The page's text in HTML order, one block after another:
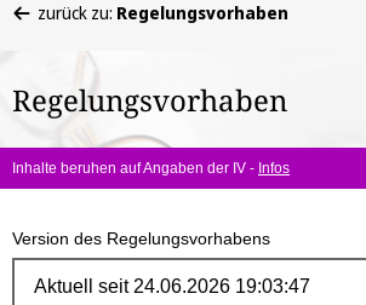
befinden
hier:
zurück zu: Regelungsvorhaben
Regelungsvorhaben
Inhalte beruhen auf Angaben der IV - Infos
Version des Regelungsvorhabens